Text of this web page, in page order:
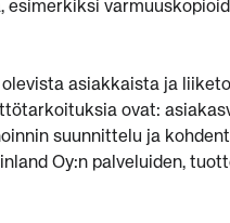
esimerkiksi
asiakkaista ja
ovat:
suunnittelu ja
Oy:n palveluiden,